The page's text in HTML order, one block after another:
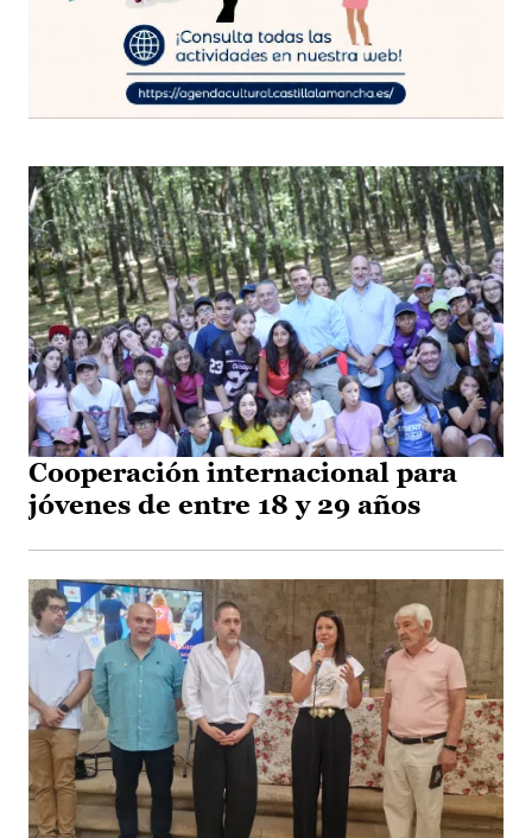
Cooperación internacional para
jóvenes de entre 18 y 29 años